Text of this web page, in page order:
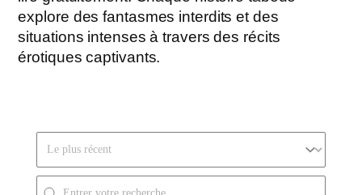
explore des fantasmes interdits et des
situations intenses à travers des récits
érotiques captivants.
Trier par
Search FR
Rechercher